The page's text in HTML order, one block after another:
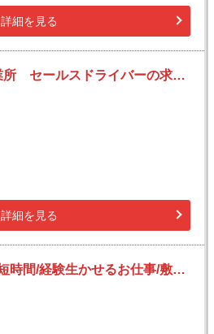
詳細を見る
佐川急便 北大阪営業所 セールスドライバーの求人！安定収入と働きがい！大手の佐川急便で長期的に活躍できるチャンス♪
詳細を見る
【夜間】21時～24時/短時間/経験生かせるお仕事/敷地内での車両移動および送迎業務